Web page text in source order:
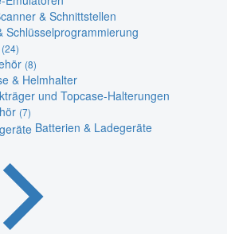
& Schnittstellen
Schlüsselprogrammierung
(24)
(8)
& Helmhalter
und Topcase-Halterungen
(7)
Batterien & Ladegeräte